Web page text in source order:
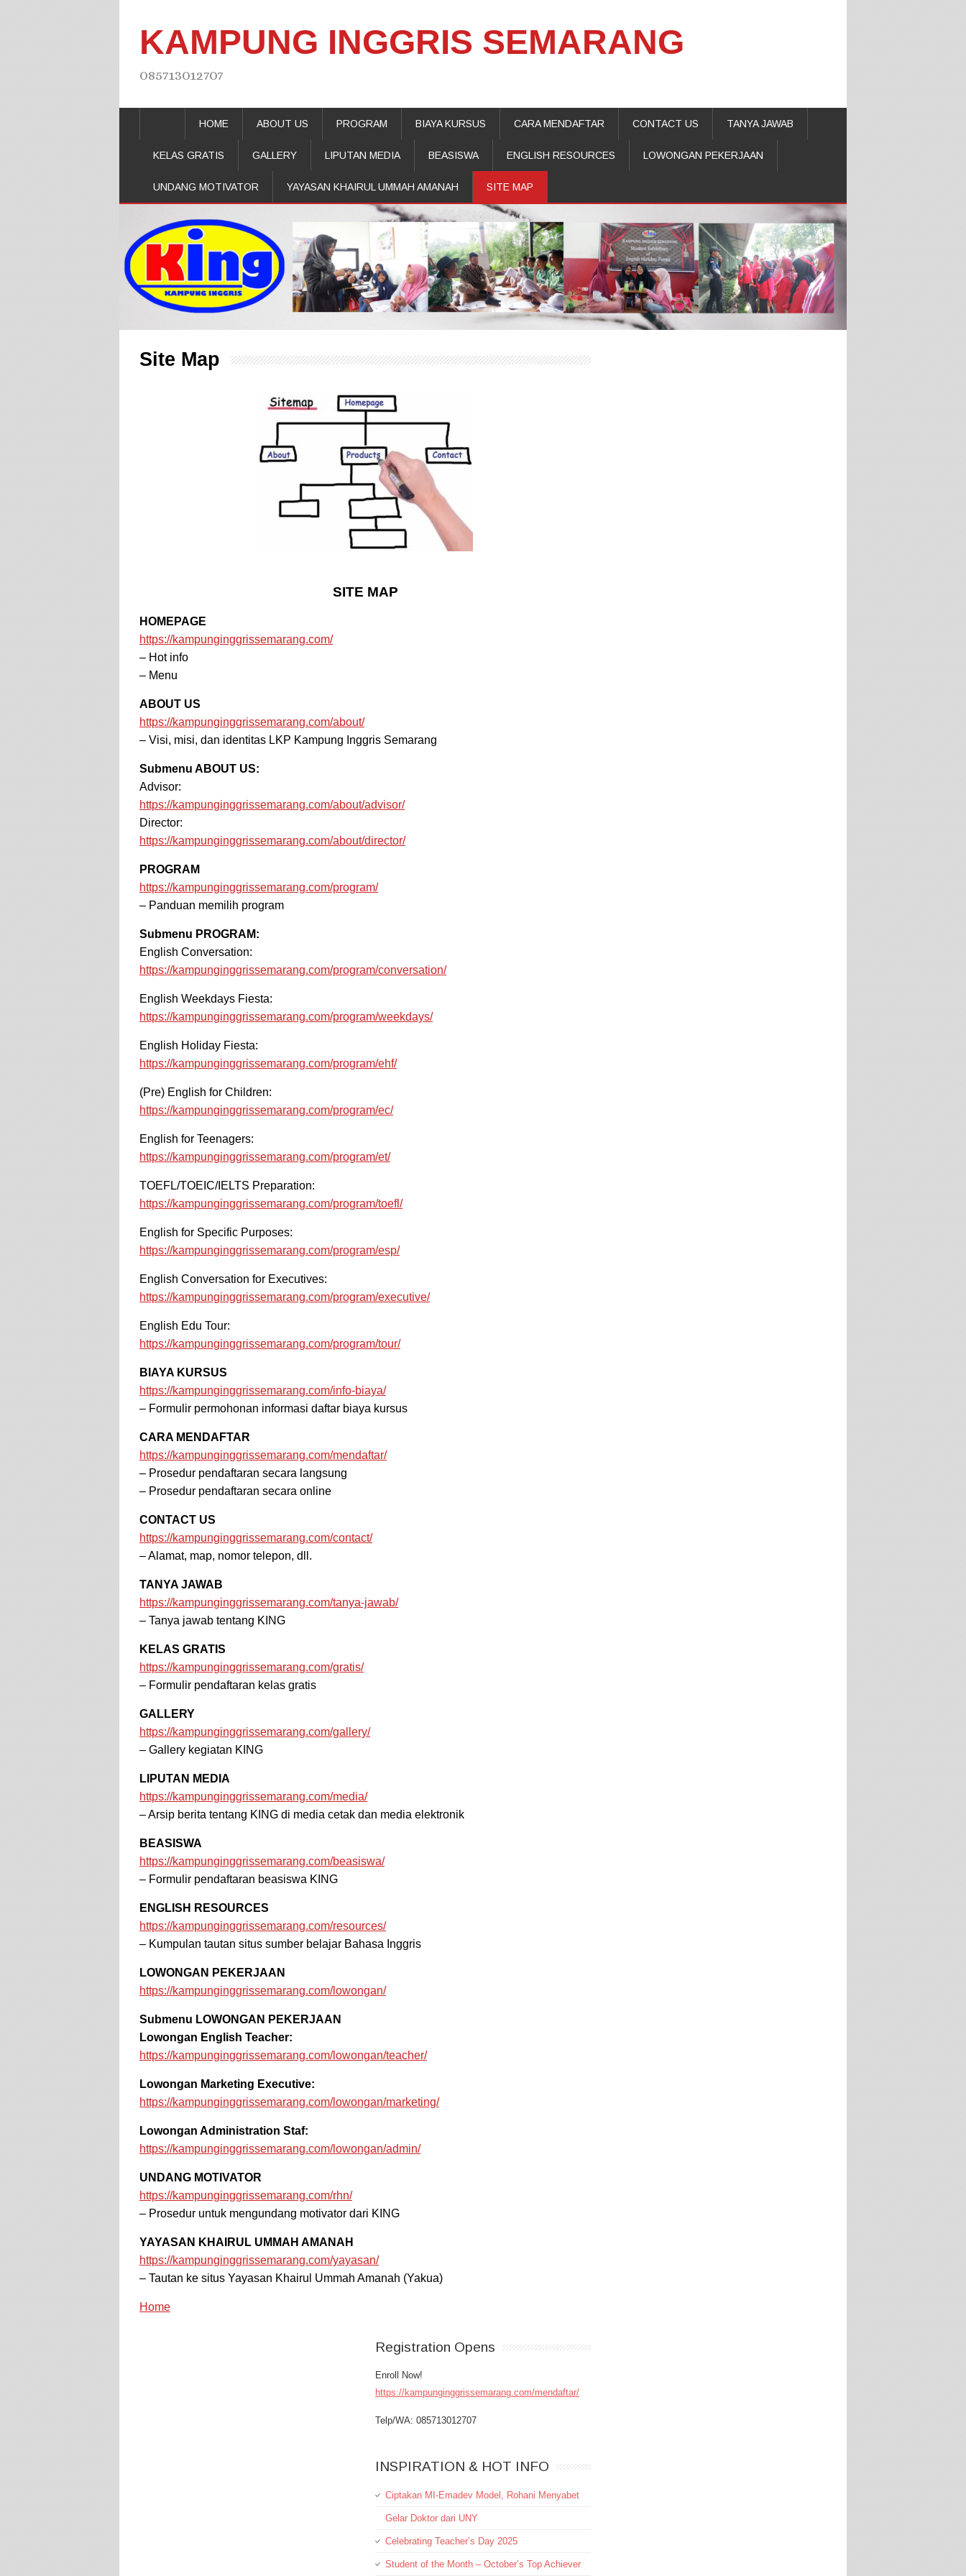
KAMPUNG INGGRIS SEMARANG
085713012707
HOME ABOUT US PROGRAM BIAYA KURSUS CARA MENDAFTAR CONTACT US TANYA JAWAB
KELAS GRATIS GALLERY LIPUTAN MEDIA BEASISWA ENGLISH RESOURCES LOWONGAN PEKERJAAN
UNDANG MOTIVATOR YAYASAN KHAIRUL UMMAH AMANAH SITE MAP
Site Map
SITE MAP
HOMEPAGE
https://kampunginggrissemarang.com/
– Hot info
– Menu
ABOUT US
https://kampunginggrissemarang.com/about/
– Visi, misi, dan identitas LKP Kampung Inggris Semarang
Submenu ABOUT US:
Advisor:
https://kampunginggrissemarang.com/about/advisor/
Director:
https://kampunginggrissemarang.com/about/director/
PROGRAM
https://kampunginggrissemarang.com/program/
– Panduan memilih program
Submenu PROGRAM:
English Conversation:
https://kampunginggrissemarang.com/program/conversation/
English Weekdays Fiesta:
https://kampunginggrissemarang.com/program/weekdays/
English Holiday Fiesta:
https://kampunginggrissemarang.com/program/ehf/
(Pre) English for Children:
https://kampunginggrissemarang.com/program/ec/
English for Teenagers:
https://kampunginggrissemarang.com/program/et/
TOEFL/TOEIC/IELTS Preparation:
https://kampunginggrissemarang.com/program/toefl/
English for Specific Purposes:
https://kampunginggrissemarang.com/program/esp/
English Conversation for Executives:
https://kampunginggrissemarang.com/program/executive/
English Edu Tour:
https://kampunginggrissemarang.com/program/tour/
BIAYA KURSUS
https://kampunginggrissemarang.com/info-biaya/
– Formulir permohonan informasi daftar biaya kursus
CARA MENDAFTAR
https://kampunginggrissemarang.com/mendaftar/
– Prosedur pendaftaran secara langsung
– Prosedur pendaftaran secara online
CONTACT US
https://kampunginggrissemarang.com/contact/
– Alamat, map, nomor telepon, dll.
TANYA JAWAB
https://kampunginggrissemarang.com/tanya-jawab/
– Tanya jawab tentang KING
KELAS GRATIS
https://kampunginggrissemarang.com/gratis/
– Formulir pendaftaran kelas gratis
GALLERY
https://kampunginggrissemarang.com/gallery/
– Gallery kegiatan KING
LIPUTAN MEDIA
https://kampunginggrissemarang.com/media/
– Arsip berita tentang KING di media cetak dan media elektronik
BEASISWA
https://kampunginggrissemarang.com/beasiswa/
– Formulir pendaftaran beasiswa KING
ENGLISH RESOURCES
https://kampunginggrissemarang.com/resources/
– Kumpulan tautan situs sumber belajar Bahasa Inggris
LOWONGAN PEKERJAAN
https://kampunginggrissemarang.com/lowongan/
Submenu LOWONGAN PEKERJAAN
Lowongan English Teacher:
https://kampunginggrissemarang.com/lowongan/teacher/
Lowongan Marketing Executive:
https://kampunginggrissemarang.com/lowongan/marketing/
Lowongan Administration Staf:
https://kampunginggrissemarang.com/lowongan/admin/
UNDANG MOTIVATOR
https://kampunginggrissemarang.com/rhn/
– Prosedur untuk mengundang motivator dari KING
YAYASAN KHAIRUL UMMAH AMANAH
https://kampunginggrissemarang.com/yayasan/
– Tautan ke situs Yayasan Khairul Ummah Amanah (Yakua)
Home
Registration Opens
Enroll Now!
https://kampunginggrissemarang.com/mendaftar/
Telp/WA: 085713012707
INSPIRATION & HOT INFO
Ciptakan MI-Emadev Model, Rohani Menyabet
Gelar Doktor dari UNY
Celebrating Teacher’s Day 2025
Student of the Month – October’s Top Achiever